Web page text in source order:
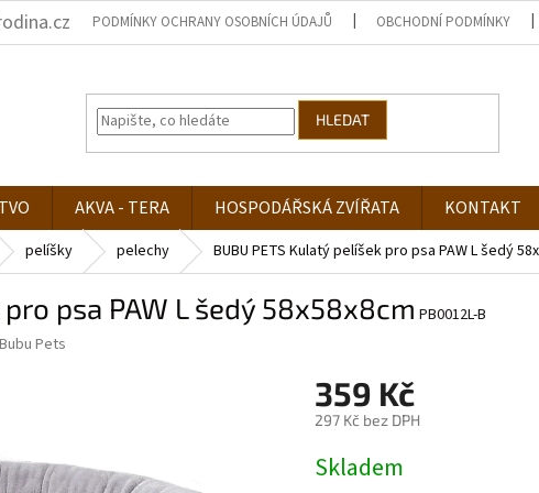
PODMÍNKY OCHRANY OSOBNÍCH ÚDAJŮ OBCHODNÍ PODMÍNKY
HLEDAT
AKVA - TERA HOSPODÁŘSKÁ ZVÍŘATA KONTAKT
pelíšky pelechy BUBU PETS Kulatý pelíšek pro psa PAW L šedý
psa PAW L šedý 58x58x8cm PB0012L-B
Bubu Pets
359 Kč
297 Kč bez DPH
cena:
Skladem